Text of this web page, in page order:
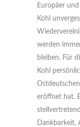
Europäer
Kohl
werden
bleiben. Für
Kohl
eröffnet hat.
Dankbarkeit,